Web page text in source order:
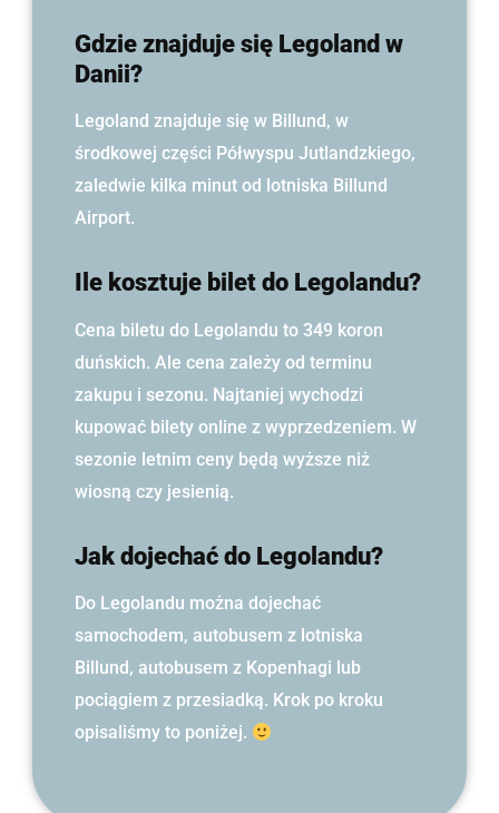
Gdzie znajduje się Legoland w
Danii?
Legoland znajduje się w Billund, w
środkowej części Półwyspu Jutlandzkiego,
zaledwie kilka minut od lotniska Billund
Airport.
Ile kosztuje bilet do Legolandu?
Cena biletu do Legolandu to 349 koron
duńskich. Ale cena zależy od terminu
zakupu i sezonu. Najtaniej wychodzi
kupować bilety online z wyprzedzeniem. W
sezonie letnim ceny będą wyższe niż
wiosną czy jesienią.
Jak dojechać do Legolandu?
Do Legolandu można dojechać
samochodem, autobusem z lotniska
Billund, autobusem z Kopenhagi lub
pociągiem z przesiadką. Krok po kroku
opisaliśmy to poniżej.